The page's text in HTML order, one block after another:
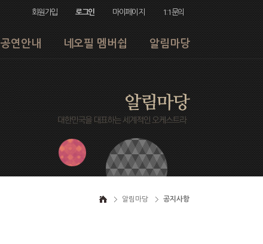
회원가입 로그인 마이페이지 1:1문의
공연안내 네오필 멤버쉽 알림마당
알림마당 공지사항